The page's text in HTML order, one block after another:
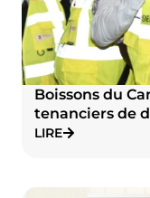
Boissons du
tenanciers de
LIRE